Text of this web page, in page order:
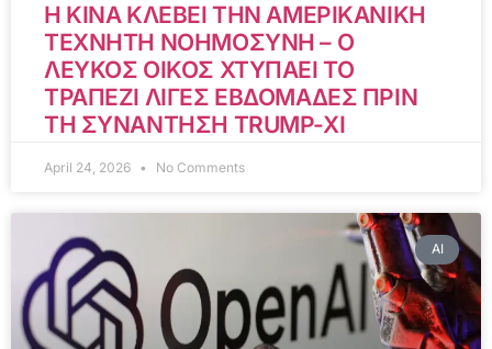
Η ΚΙΝΑ ΚΛΕΒΕΙ ΤΗΝ ΑΜΕΡΙΚΑΝΙΚΗ
ΤΕΧΝΗΤΗ ΝΟΗΜΟΣΥΝΗ – Ο
ΛΕΥΚΟΣ ΟΙΚΟΣ ΧΤΥΠΑΕΙ ΤΟ
ΤΡΑΠΕΖΙ ΛΙΓΕΣ ΕΒΔΟΜΑΔΕΣ ΠΡΙΝ
ΤΗ ΣΥΝΑΝΤΗΣΗ TRUMP-XI
April 24, 2026 No Comments
AI